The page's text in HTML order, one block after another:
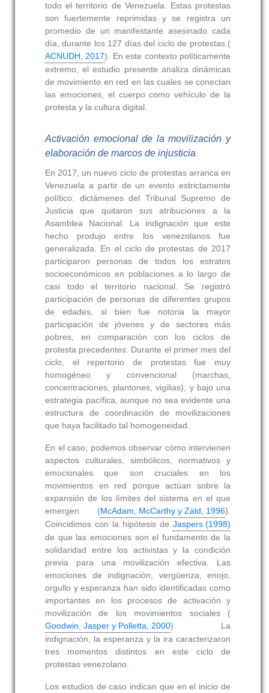
todo el territorio de Venezuela. Estas protestas
son fuertemente reprimidas y se registra un
promedio de un manifestante asesinado cada
día, durante los 127 días del ciclo de protestas (
ACNUDH, 2017). En este contexto políticamente
extremo, el estudio presente analiza dinámicas
de movimiento en red en las cuales se conectan
las emociones, el cuerpo como vehículo de la
protesta y la cultura digital.
Activación emocional de la movilización y
elaboración de marcos de injusticia
En 2017, un nuevo ciclo de protestas arranca en
Venezuela a partir de un evento estrictamente
político: dictámenes del Tribunal Supremo de
Justicia que quitaron sus atribuciones a la
Asamblea Nacional. La indignación que este
hecho produjo entre los venezolanos fue
generalizada. En el ciclo de protestas de 2017
participaron personas de todos los estratos
socioeconómicos en poblaciones a lo largo de
casi todo el territorio nacional. Se registró
participación de personas de diferentes grupos
de edades, si bien fue notoria la mayor
participación de jóvenes y de sectores más
pobres, en comparación con los ciclos de
protesta precedentes. Durante el primer mes del
ciclo, el repertorio de protestas fue muy
homogéneo y convencional (marchas,
concentraciones, plantones, vigilias), y bajo una
estrategia pacífica, aunque no sea evidente una
estructura de coordinación de movilizaciones
que haya facilitado tal homogeneidad.
En el caso, podemos observar cómo intervienen
aspectos culturales, simbólicos, normativos y
emocionales que son cruciales en los
movimientos en red porque actúan sobre la
expansión de los límites del sistema en el que
emergen (McAdam, McCarthy y Zald, 1996).
Coincidimos con la hipótesis deJaspers (1998)
de que las emociones son el fundamento de la
solidaridad entre los activistas y la condición
previa para una movilización efectiva. Las
emociones de indignación, vergüenza, enojo,
orgullo y esperanza han sido identificadas como
importantes en los procesos de activación y
movilización de los movimientos sociales (
Goodwin, Jasper y Polletta, 2000). La
indignación, la esperanza y la ira caracterizaron
tres momentos distintos en este ciclo de
protestas venezolano.
Los estudios de caso indican que en el inicio de